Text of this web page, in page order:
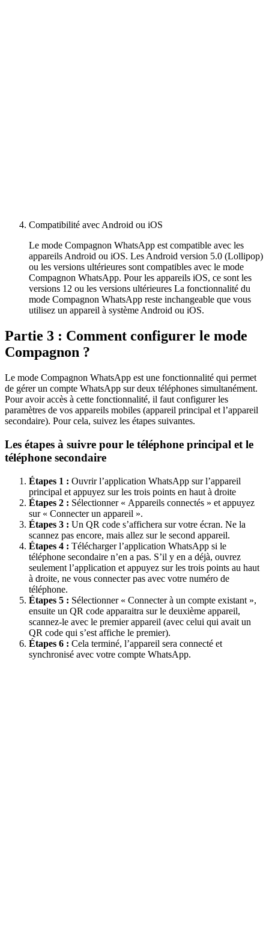
Compatibilité avec Android ou iOS
Le mode Compagnon WhatsApp est compatible avec les
appareils Android ou iOS. Les Android version 5.0 (Lollipop)
ou les versions ultérieures sont compatibles avec le mode
Compagnon WhatsApp. Pour les appareils iOS, ce sont les
versions 12 ou les versions ultérieures La fonctionnalité du
mode Compagnon WhatsApp reste inchangeable que vous
utilisez un appareil à système Android ou iOS.
Partie 3 : Comment configurer le mode
Compagnon ?
Le mode Compagnon WhatsApp est une fonctionnalité qui permet
de gérer un compte WhatsApp sur deux téléphones simultanément.
Pour avoir accès à cette fonctionnalité, il faut configurer les
paramètres de vos appareils mobiles (appareil principal et l’appareil
secondaire). Pour cela, suivez les étapes suivantes.
Les étapes à suivre pour le téléphone principal et le
téléphone secondaire
Étapes 1 : Ouvrir l’application WhatsApp sur l’appareil
principal et appuyez sur les trois points en haut à droite
Étapes 2 : Sélectionner « Appareils connectés » et appuyez
sur « Connecter un appareil ».
Étapes 3 : Un QR code s’affichera sur votre écran. Ne la
scannez pas encore, mais allez sur le second appareil.
Étapes 4 : Télécharger l’application WhatsApp si le
téléphone secondaire n’en a pas. S’il y en a déjà, ouvrez
seulement l’application et appuyez sur les trois points au haut
à droite, ne vous connecter pas avec votre numéro de
téléphone.
Étapes 5 : Sélectionner « Connecter à un compte existant »,
ensuite un QR code apparaitra sur le deuxième appareil,
scannez-le avec le premier appareil (avec celui qui avait un
QR code qui s’est affiche le premier).
Étapes 6 : Cela terminé, l’appareil sera connecté et
synchronisé avec votre compte WhatsApp.